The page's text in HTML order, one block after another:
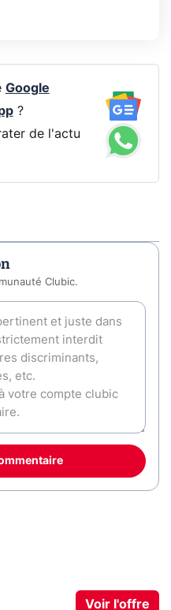
Google
?
de l'actu
Clubic.
Voir l'offre